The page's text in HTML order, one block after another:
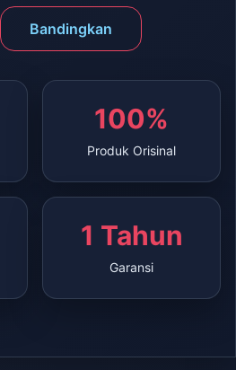
Bandingkan
100%
Produk Orisinal
1 Tahun
Garansi